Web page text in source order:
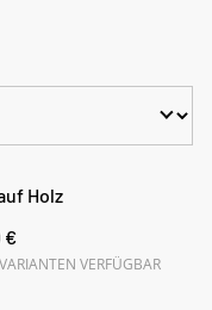
Holz
€
VERFÜGBAR